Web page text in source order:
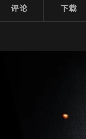
评论 下载